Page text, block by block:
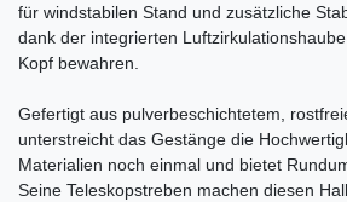
für windstabilen Stand und zusätzliche
dank der integrierten
Kopf bewahren.
Gefertigt aus pulverbeschichtetem,
unterstreicht das Gestänge die
Materialien noch einmal und bietet
Seine Teleskopstreben machen diesen